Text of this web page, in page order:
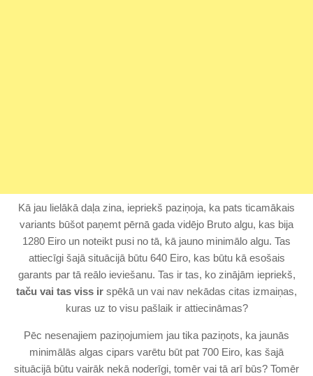
Kā jau lielākā daļa zina, iepriekš paziņoja, ka pats ticamākais
variants būšot paņemt pērnā gada vidējo Bruto algu, kas bija
1280 Eiro un noteikt pusi no tā, kā jauno minimālo algu. Tas
attiecīgi šajā situācijā būtu 640 Eiro, kas būtu kā esošais
garants par tā reālo ieviešanu. Tas ir tas, ko zinājām iepriekš,
taču vai tas viss ir spēkā un vai nav nekādas citas izmaiņas,
kuras uz to visu pašlaik ir attiecināmas?
Pēc nesenajiem paziņojumiem jau tika paziņots, ka jaunās
minimālās algas cipars varētu būt pat 700 Eiro, kas šajā
situācijā būtu vairāk nekā noderīgi, tomēr vai tā arī būs? Tomēr